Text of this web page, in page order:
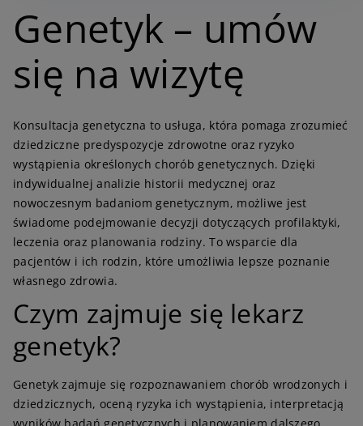
Genetyk – umów
się na wizytę
Konsultacja genetyczna to usługa, która pomaga zrozumieć
dziedziczne predyspozycje zdrowotne oraz ryzyko
wystąpienia określonych chorób genetycznych. Dzięki
indywidualnej analizie historii medycznej oraz
nowoczesnym badaniom genetycznym, możliwe jest
świadome podejmowanie decyzji dotyczących profilaktyki,
leczenia oraz planowania rodziny. To wsparcie dla
pacjentów i ich rodzin, które umożliwia lepsze poznanie
własnego zdrowia.
Czym zajmuje się lekarz
genetyk?
Genetyk zajmuje się rozpoznawaniem chorób wrodzonych i
dziedzicznych, oceną ryzyka ich wystąpienia, interpretacją